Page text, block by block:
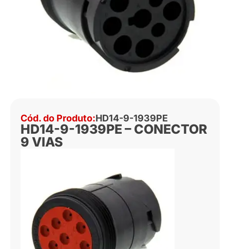
Cód. do Produto:HD14-9-1939PE
HD14-9-1939PE – CONECTOR
9 VIAS